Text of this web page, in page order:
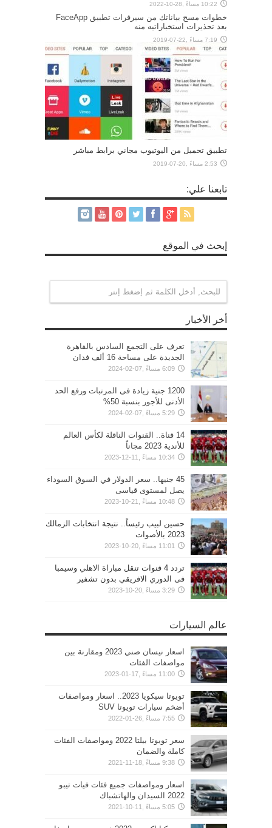
10:22 مساءً ,28-10-2022
خطوات مسح بياناتك من سيرفرات تطبيق FaceApp
بعد تحذيرات استخباراتيه منه
7:19 مساءً ,22-07-2019
تطبيق تحميل من اليوتيوب مجاني برابط مباشر
2:53 مساءً ,20-07-2019
تابعنا علي:
إبحث في الموقع
أخر الأخبار
تعرف على التجمع السادس بالقاهرة
الجديدة على مساحة 16 ألف فدان
6:09 مساءً ,07-02-2024
1200 جنية زيادة فى المرتبات ورفع الحد
الأدنى للأجور بنسبة 50%
5:29 مساءً ,07-02-2024
14 قناة.. القنوات الناقلة لكأس العالم
للأندية 2023 مجاناً
10:34 مساءً ,11-12-2023
45 جنيها.. سعر الدولار في السوق السوداء
يصل لمستوى قياسى
10:48 مساءً ,21-10-2023
حسين لبيب رئيساً.. نتيجة انتخابات الزمالك
2023 بالأصوات
11:01 مساءً ,20-10-2023
تردد 4 قنوات تنقل مباراة الاهلي وسيمبا
فى الدوري الافريقي بدون تشفير
3:29 مساءً ,20-10-2023
عالم السيارات
اسعار نيسان صني 2023 ومقارنة بين
مواصفات الفئات
11:00 مساءً ,17-01-2023
تويوتا سيكويا 2023.. اسعار ومواصفات
أضخم سيارات تويوتا SUV
7:55 مساءً ,26-01-2022
سعر تويوتا بيلتا 2022 ومواصفات الفئات
كاملة والضمان
9:38 مساءً ,18-11-2021
اسعار ومواصفات جميع فئات فيات تيبو
2022 السيدان والهاتشباك
5:05 مساءً ,11-10-2021